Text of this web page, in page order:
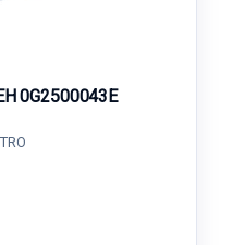
0G2500043E